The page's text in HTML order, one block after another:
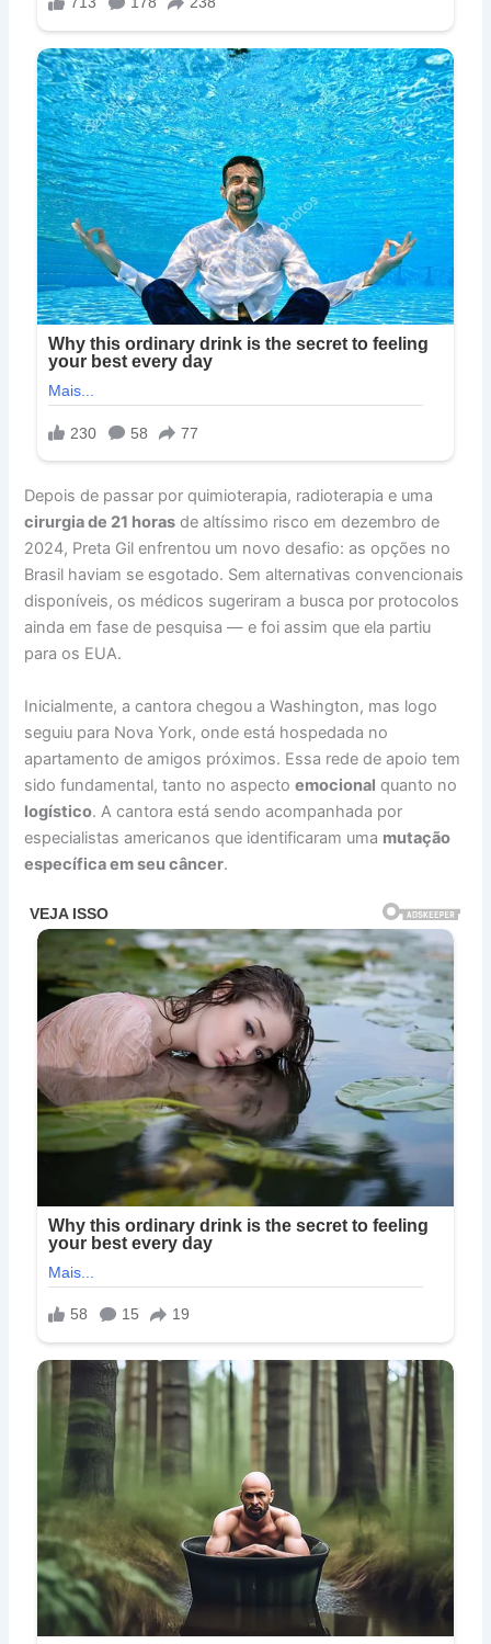
Depois de passar por quimioterapia, radioterapia e uma
cirurgia de 21 horas de altíssimo risco em dezembro de
2024, Preta Gil enfrentou um novo desafio: as opções no
Brasil haviam se esgotado. Sem alternativas convencionais
disponíveis, os médicos sugeriram a busca por protocolos
ainda em fase de pesquisa — e foi assim que ela partiu
para os EUA.
Inicialmente, a cantora chegou a Washington, mas logo
seguiu para Nova York, onde está hospedada no
apartamento de amigos próximos. Essa rede de apoio tem
sido fundamental, tanto no aspectoemocional quanto no
logístico. A cantora está sendo acompanhada por
especialistas americanos que identificaram uma mutação
específica em seu câncer.